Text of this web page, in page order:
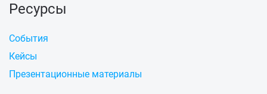
Ресурсы
События
Кейсы
Презентационные материалы